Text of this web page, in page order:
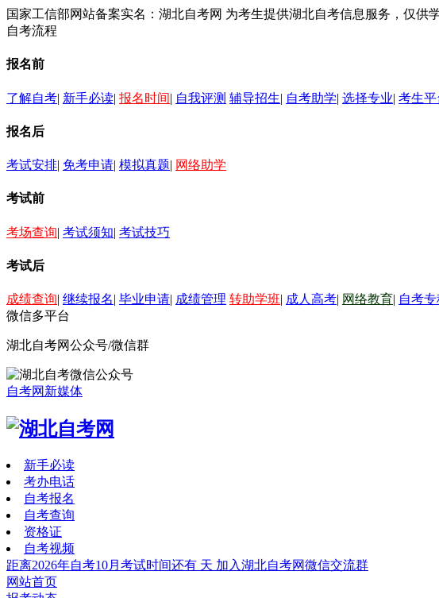
国家工信部网站备案实名：湖北自考网 为考生提供湖北自考信息服务，仅供
自考流程
报名前
了解自考| 新手必读| 报名时间| 自我评测 辅导招生| 自考助学| 选择专业| 考生平
报名后
考试安排| 免考申请| 模拟真题| 网络助学
考试前
考场查询| 考试须知| 考试技巧
考试后
成绩查询| 继续报名| 毕业申请| 成绩管理 转助学班| 成人高考| 网络教育| 自考
微信多平台
湖北自考网公众号/微信群
自考网新媒体
新手必读
考办电话
自考报名
自考查询
资格证
自考视频
距离2026年自考10月考试时间还有 天 加入湖北自考网微信交流群
网站首页